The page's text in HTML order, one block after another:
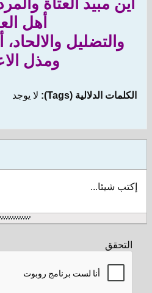
أين مبيد العتاة
أهل
والتضليل والالحاد،
ومذل
الكلمات الدلالية (Tags): لا يوجد
إكتب شيئا...
التحقق